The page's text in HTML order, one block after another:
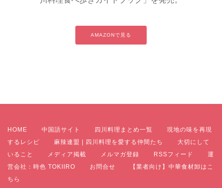
AMAZONで見る
HOME 中国語サイト 四川料理まとめ一覧
現地の味を再現
するレシピ
麻辣連盟 | 四川料理を愛する仲間たち
大切にして
いること
メディア掲載 メルマガ登録 RSSフィード
運
営会社：時色 TOKIIRO
お問合せ
【業者向け】中華食材卸はこ
ちら